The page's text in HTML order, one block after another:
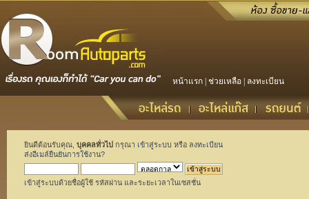
หน้าแรก ช่วยเหลือ ลงทะเบียน
ยินดีต้อนรับคุณ, บุคคลทั่วไป กรุณา เข้าสู่ระบบ หรือ ลงทะเบียน
ส่งอีเมล์ยืนยันการใช้งาน?
เข้าสู่ระบบด้วยชื่อผู้ใช้ รหัสผ่าน และระยะเวลาในเซสชั่น